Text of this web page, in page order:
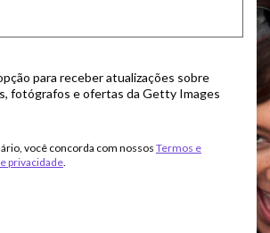
para receber atualizações sobre
fotógrafos e ofertas da Getty Images
você concorda com nossos Termos e
privacidade